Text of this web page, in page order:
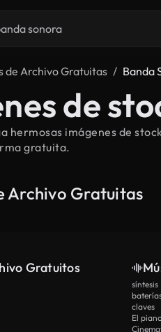
de Archivo Gratuitas Banda
de
hermosas imágenes de
gratuita.
Archivo Gratuitas
Gratuitos
síntesis
claves
El